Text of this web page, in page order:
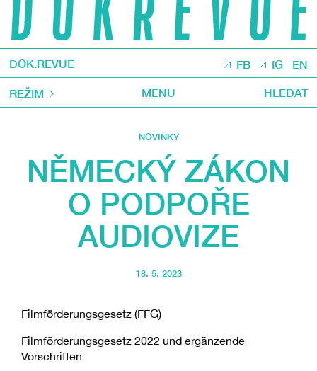
DOK.REVUE FB IG EN
REŽIM MENU HLEDAT
NOVINKY
NĚMECKÝ ZÁKON
O PODPOŘE
AUDIOVIZE
18. 5. 2023
Filmförderungsgesetz (FFG)
Filmförderungsgesetz 2022 und ergänzende
Vorschriften